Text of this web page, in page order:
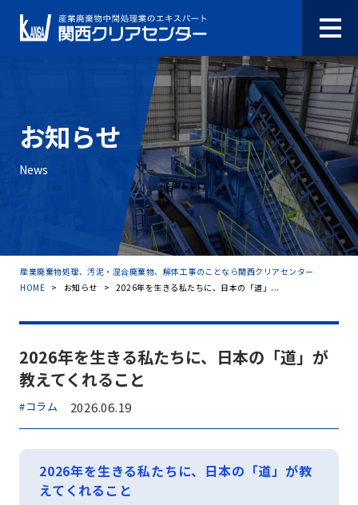
お知らせ
News
産業廃棄物処理、汚泥・混合廃棄物、解体工事のことなら関西クリアセンター
HOME > お知らせ > 2026年を生きる私たちに、日本の「道」...
2026年を生きる私たちに、日本の「道」が
教えてくれること
#コラム 2026.06.19
2026年を生きる私たちに、日本の「道」が教
えてくれること